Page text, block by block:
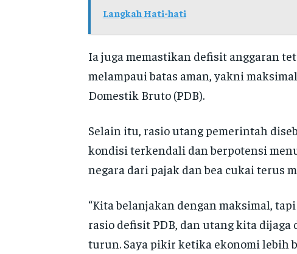
Langkah Hati-hati
Ia juga memastikan defisit anggaran
melampaui batas aman, yakni
Domestik Bruto (PDB).
Selain itu, rasio utang pemerintah
kondisi terkendali dan berpotensi
negara dari pajak dan bea cukai terus
“Kita belanjakan dengan maksimal,
rasio defisit PDB, dan utang kita
turun. Saya pikir ketika ekonomi lebih